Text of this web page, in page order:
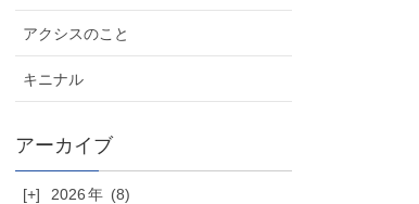
アクシスのこと
キニナル
[+] 2026 (8)